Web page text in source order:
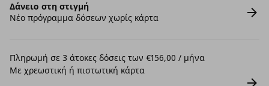
Δάνειο στη στιγμή
Νέο πρόγραμμα δόσεων χωρίς κάρτα
Πληρωμή σε 3 άτοκες δόσεις των €156,00 / μήνα
Με χρεωστική ή πιστωτική κάρτα